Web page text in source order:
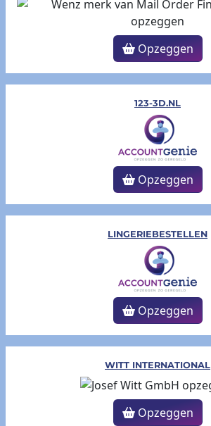
Opzeggen
123-3D.NL
Opzeggen
LINGERIEBESTELLEN
Opzeggen
WITT INTERNATIONAL
Opzeggen